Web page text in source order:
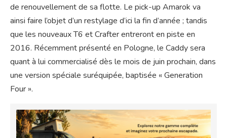
de renouvellement de sa flotte. Le pick-up Amarok va
ainsi faire l’objet d’un restylage d’ici la fin d’année ; tandis
que les nouveaux T6 et Crafter entreront en piste en
2016. Récemment présenté en Pologne, le Caddy sera
quant à lui commercialisé dès le mois de juin prochain, dans
une version spéciale suréquipée, baptisée « Generation
Four ».